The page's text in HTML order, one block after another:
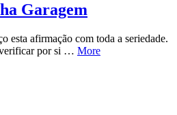
Garagem
esta afirmação com toda a seriedade.
por si … More